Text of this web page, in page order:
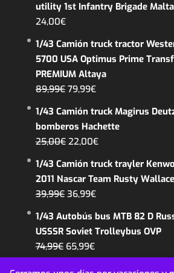
utility 1st Infantry Brigade Malta
24,00€
1/43 Camión truck tractor
5700 USA Optimus Prime
PREMIUM Altaya
89,99€ El
89,99€.
79,99€El
1/43 Camión truck Magirus
bomberos Hachette
25,00€ El
25,00€.
22,00€El
1/43 Camión truck trayler
2011 Nascar Team Rusty
39,99€ El
39,99€.
36,99€El
1/43 Autobús bus MTB 82 D
USSSR Soviet Trolleybus OVP
74,99€ El
precio
65,99€El
precio